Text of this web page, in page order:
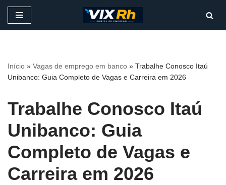
conteúdo
Início » Vagas de emprego em banco » Trabalhe Conosco Itaú
Unibanco: Guia Completo de Vagas e Carreira em 2026
Trabalhe Conosco Itaú
Unibanco: Guia
Completo de Vagas e
Carreira em 2026